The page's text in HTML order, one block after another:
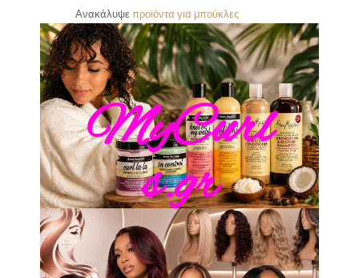
Ανακάλυψεπροϊόντα για μπούκλες
MyCurl
s.gr